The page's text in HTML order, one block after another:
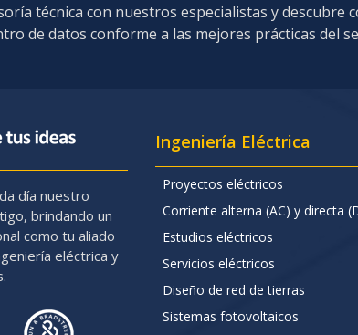
técnica con nuestros especialistas y descubre
de datos conforme a las mejores prácticas del
día nuestro
brindando un
como tu aliado
eléctrica y
Ingeniería Eléctrica
Proyectos eléctricos
Corriente alterna (AC) y directa
Estudios eléctricos
Servicios eléctricos
Diseño de red de tierras
Sistemas fotovoltaicos